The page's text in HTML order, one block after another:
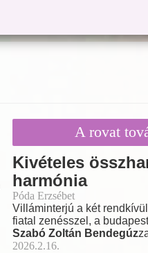
A rovat
Kivételes
harmónia
Póda Erzsébet
Villáminterjú a két
fiatal zenésszel, a
Szabó Zoltán Bendegúz
2026.2.16.